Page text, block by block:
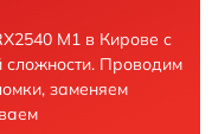
M1 в Кирове с
сложности. Проводим
заменяем